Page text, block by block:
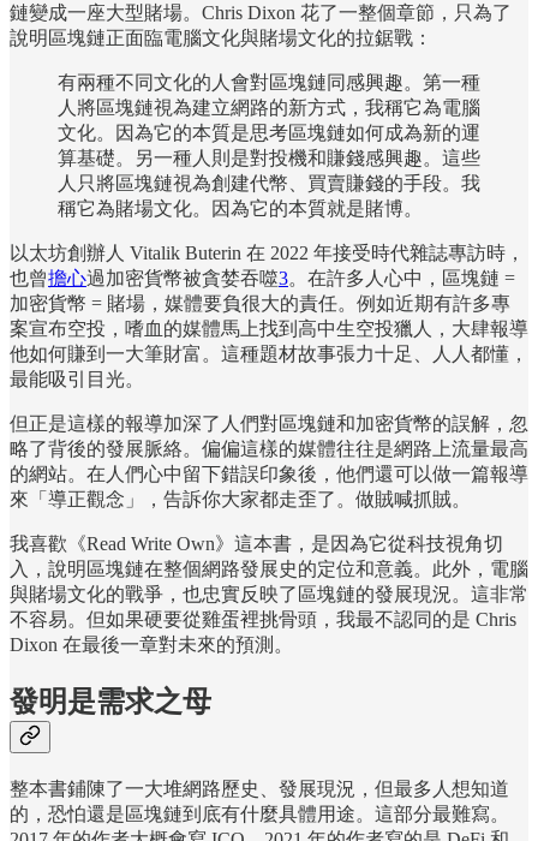
鏈變成一座大型賭場。Chris Dixon 花了一整個章節，只為了
說明區塊鏈正面臨電腦文化與賭場文化的拉鋸戰：
有兩種不同文化的人會對區塊鏈同感興趣。第一種
人將區塊鏈視為建立網路的新方式，我稱它為電腦
文化。因為它的本質是思考區塊鏈如何成為新的運
算基礎。另一種人則是對投機和賺錢感興趣。這些
人只將區塊鏈視為創建代幣、買賣賺錢的手段。我
稱它為賭場文化。因為它的本質就是賭博。
以太坊創辦人 Vitalik Buterin 在 2022 年接受時代雜誌專訪時，
也曾擔心過加密貨幣被貪婪吞噬3。在許多人心中，區塊鏈 =
加密貨幣 = 賭場，媒體要負很大的責任。例如近期有許多專
案宣布空投，嗜血的媒體馬上找到高中生空投獵人，大肆報導
他如何賺到一大筆財富。這種題材故事張力十足、人人都懂，
最能吸引目光。
但正是這樣的報導加深了人們對區塊鏈和加密貨幣的誤解，忽
略了背後的發展脈絡。偏偏這樣的媒體往往是網路上流量最高
的網站。在人們心中留下錯誤印象後，他們還可以做一篇報導
來「導正觀念」，告訴你大家都走歪了。做賊喊抓賊。
我喜歡《Read Write Own》這本書，是因為它從科技視角切
入，說明區塊鏈在整個網路發展史的定位和意義。此外，電腦
與賭場文化的戰爭，也忠實反映了區塊鏈的發展現況。這非常
不容易。但如果硬要從雞蛋裡挑骨頭，我最不認同的是 Chris
Dixon 在最後一章對未來的預測。
發明是需求之母
整本書鋪陳了一大堆網路歷史、發展現況，但最多人想知道
的，恐怕還是區塊鏈到底有什麼具體用途。這部分最難寫。